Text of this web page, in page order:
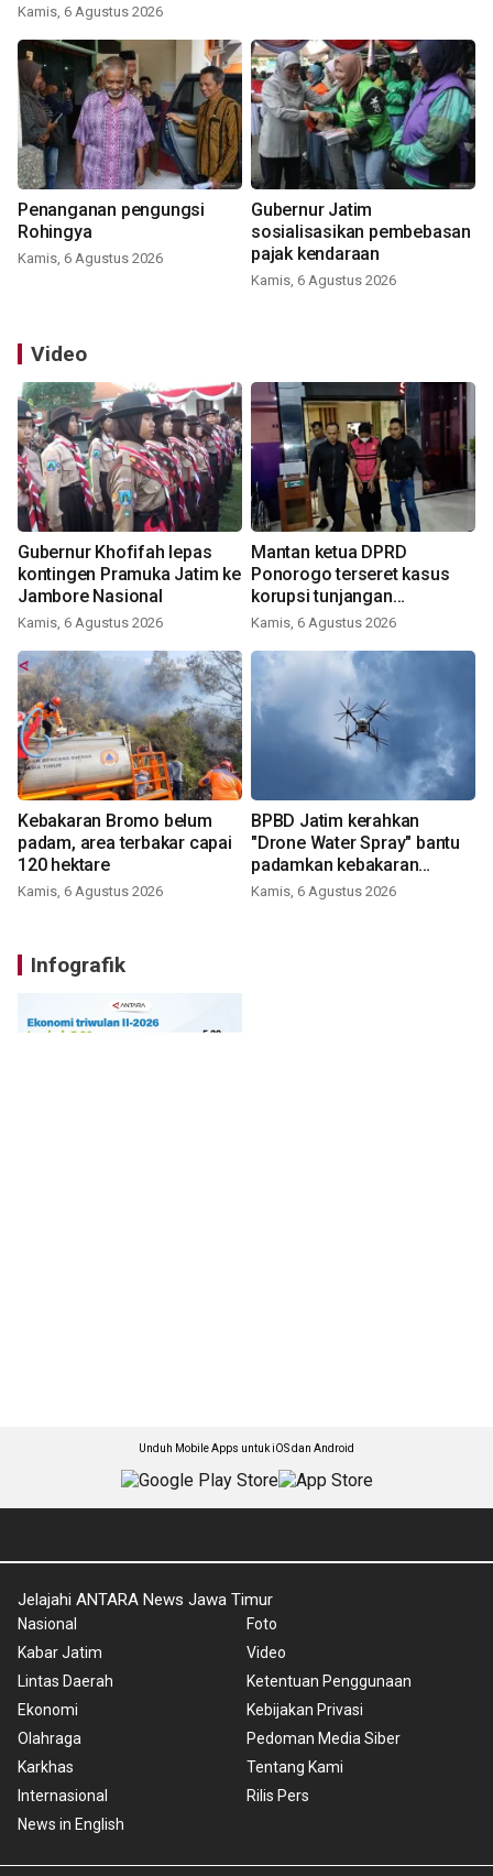
Kamis, 6 Agustus 2026
Penanganan pengungsi
Rohingya
Kamis, 6 Agustus 2026
Gubernur Jatim
sosialisasikan pembebasan
pajak kendaraan
Kamis, 6 Agustus 2026
Video
Gubernur Khofifah lepas
kontingen Pramuka Jatim ke
Jambore Nasional
Kamis, 6 Agustus 2026
Mantan ketua DPRD
Ponorogo terseret kasus
korupsi tunjangan
perumahan
Kamis, 6 Agustus 2026
Kebakaran Bromo belum
padam, area terbakar capai
120 hektare
Kamis, 6 Agustus 2026
BPBD Jatim kerahkan
"Drone Water Spray" bantu
padamkan kebakaran
Bromo
Kamis, 6 Agustus 2026
Infografik
Unduh Mobile Apps untuk iOS dan Android
Jelajahi ANTARA News Jawa Timur
Nasional
Kabar Jatim
Lintas Daerah
Ekonomi
Olahraga
Karkhas
Internasional
News in English
Foto
Video
Ketentuan Penggunaan
Kebijakan Privasi
Pedoman Media Siber
Tentang Kami
Rilis Pers